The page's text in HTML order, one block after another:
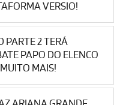
VERSIO!
PARTE 2 TERÁ
PAPO DO ELENCO
MAIS!